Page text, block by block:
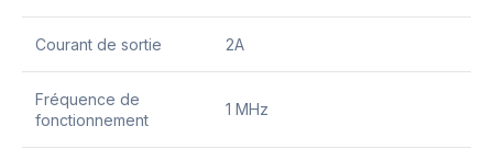
Courant de sortie 2A
Fréquence de
fonctionnement
1 MHz